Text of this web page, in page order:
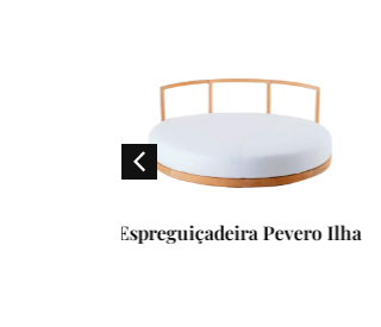
Banqueta Bar Luce